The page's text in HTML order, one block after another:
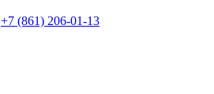
+7 (861) 206-01-13